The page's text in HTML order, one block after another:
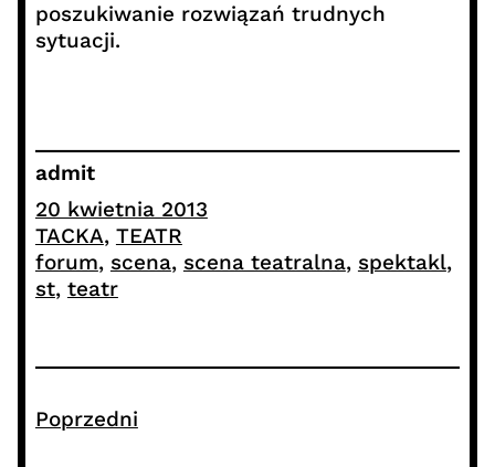
poszukiwanie rozwiązań trudnych
sytuacji.
admit
20 kwietnia 2013
TACKA, TEATR
forum, scena, scena teatralna, spektakl ,
st, teatr
Poprzedni